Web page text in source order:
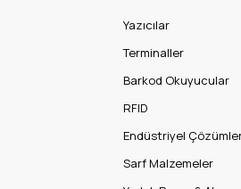
Yazıcılar
Terminaller
Barkod Okuyucular
RFID
Endüstriyel
Sarf Malzemeler